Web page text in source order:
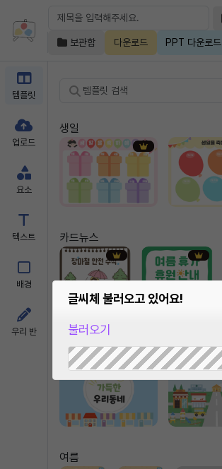
보관함 다운로드 PPT 다운로드
템플릿
업로드
요소
텍스트
배경
우리 반
생일
카드뉴스
ppt
여름
글씨체 불러오고 있어요!
불러오기